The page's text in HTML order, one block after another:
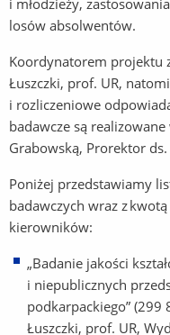
i młodzieży,
losów absolwentów.
Koordynatorem projektu
Łuszczki, prof. UR,
i rozliczeniowe
badawcze są
Grabowską, Prorektor ds.
Poniżej przedstawiamy
badawczych wraz z
kierowników:
„Badanie jakości
i niepublicznych
podkarpackiego” (299
Łuszczki, prof. UR,